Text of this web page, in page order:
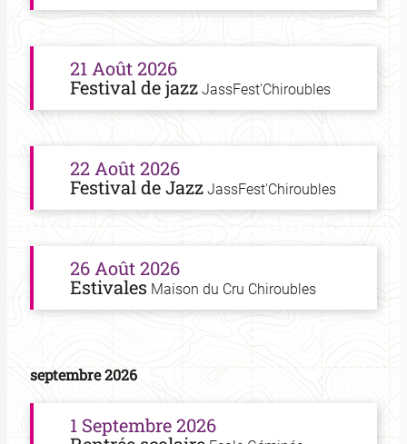
21 Août 2026
Festival de jazz JassFest'Chiroubles
22 Août 2026
Festival de Jazz JassFest'Chiroubles
26 Août 2026
Estivales Maison du Cru Chiroubles
septembre 2026
1 Septembre 2026